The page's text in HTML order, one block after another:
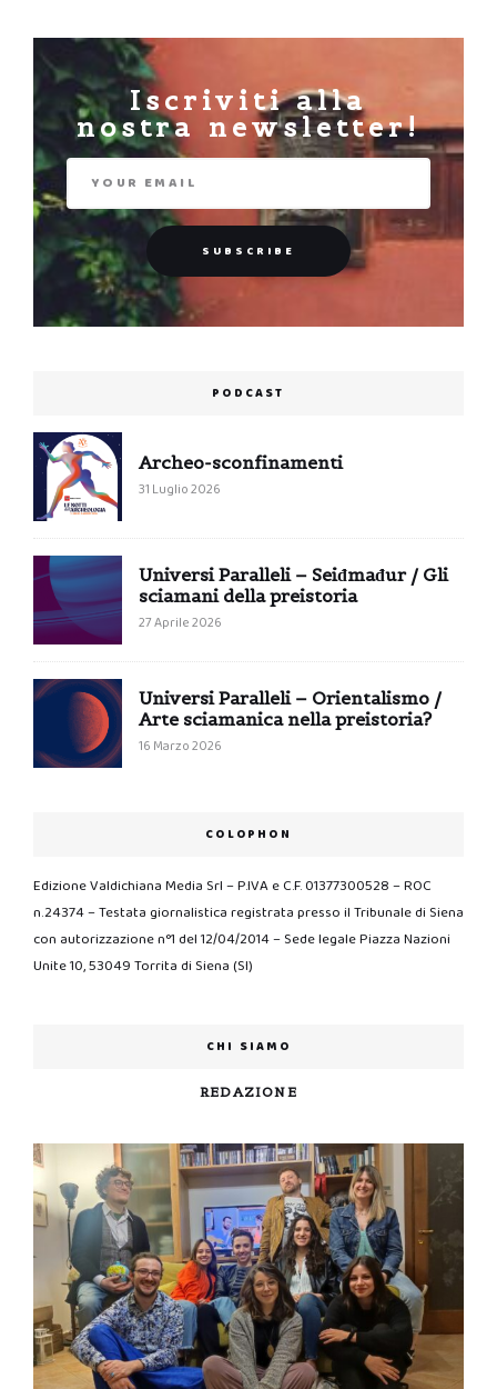
Iscriviti alla
nostra newsletter!
PODCAST
Archeo-sconfinamenti
31 Luglio 2026
Universi Paralleli – Seiđmađur / Gli
sciamani della preistoria
27 Aprile 2026
Universi Paralleli – Orientalismo /
Arte sciamanica nella preistoria?
16 Marzo 2026
COLOPHON
Edizione Valdichiana Media Srl – P.IVA e C.F. 01377300528 – ROC
n.24374 – Testata giornalistica registrata presso il Tribunale di Siena
con autorizzazione n°1 del 12/04/2014 – Sede legale Piazza Nazioni
Unite 10, 53049 Torrita di Siena (SI)
CHI SIAMO
REDAZIONE